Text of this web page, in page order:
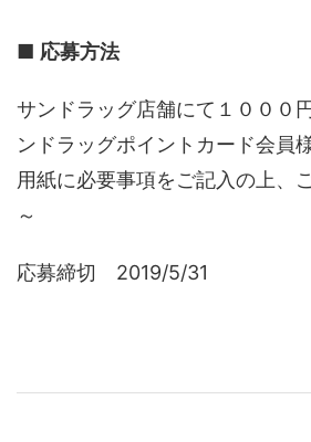
■ 応募方法
サンドラッグ店舗にて１０００
ンドラッグポイントカード会員
用紙に必要事項をご記入の上、
～
応募締切 2019/5/31